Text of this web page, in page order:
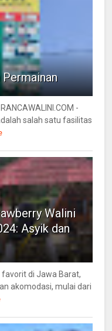
-
salah satu fasilitas
Walini
Asyik dan
di Jawa Barat,
akomodasi, mulai dari